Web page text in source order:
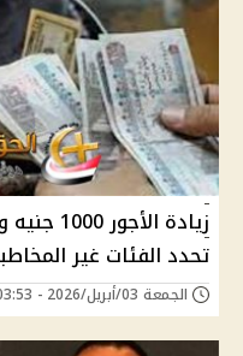
تحدد الفئات غير
الجمعة 03/أبريل/2026 - 03:53 م